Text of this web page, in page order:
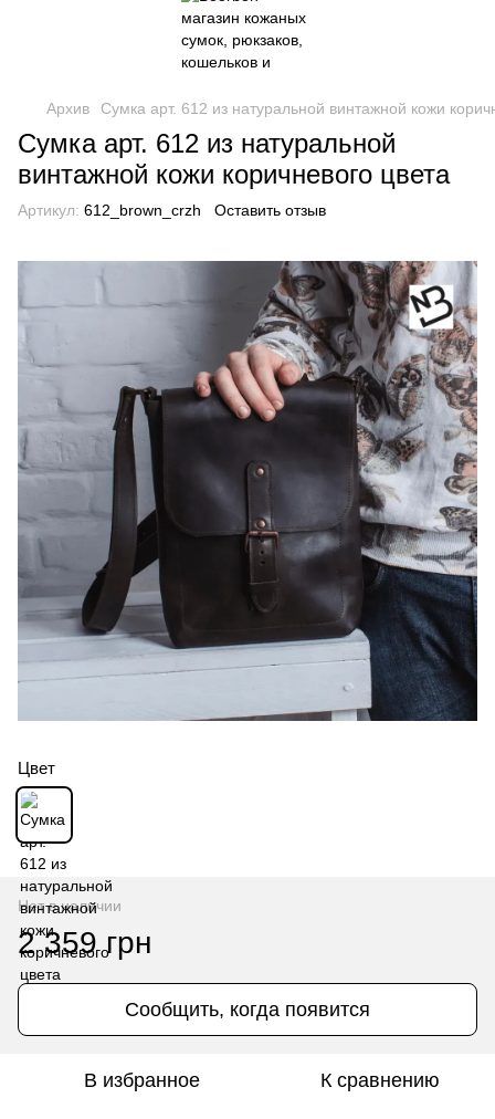
Архив Сумка арт. 612 из натуральной винтажной кожи
Сумка арт. 612 из натуральной
винтажной кожи коричневого цвета
Артикул: 612_brown_crzh Оставить отзыв
Цвет
Нет в наличии
2 359 грн
Сообщить, когда появится
В избранное К сравнению